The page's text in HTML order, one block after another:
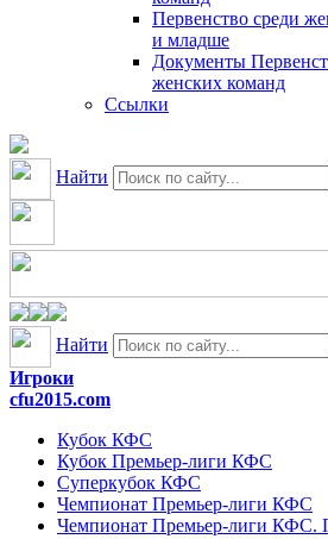
Первенство среди
и младше
Документы
женских команд
Ссылки
Найти
Найти
Игроки
cfu2015.com
Кубок КФС
Кубок Премьер-лиги КФС
Суперкубок КФС
Чемпионат Премьер-лиги КФС
Чемпионат Премьер-лиги КФС.